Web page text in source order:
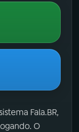
Fala.BR,
O